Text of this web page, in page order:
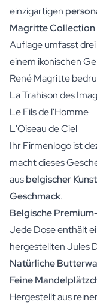
einzigartigen
Magritte Collection
Auflage umfasst
einem ikonischen
René Magritte
La Trahison des
Le Fils de l'Homme
L'Oiseau de Ciel
Ihr Firmenlogo ist
macht dieses
ausbelgischer
Geschmack.
Belgische
Jede Dose enthält
hergestellten Jules
Natürliche
Feine
Hergestellt aus